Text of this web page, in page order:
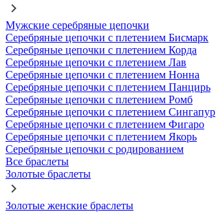
Мужские серебряные цепочки
Серебряные цепочки с плетением Бисмарк
Серебряные цепочки с плетением Корда
Серебряные цепочки с плетением Лав
Серебряные цепочки с плетением Нонна
Серебряные цепочки с плетением Панцирь
Серебряные цепочки с плетением Ромб
Серебряные цепочки с плетением Сингапур
Серебряные цепочки с плетением Фигаро
Серебряные цепочки с плетением Якорь
Серебряные цепочки с родированием
Все браслеты
Золотые браслеты
Золотые женские браслеты